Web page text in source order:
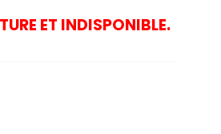
ET INDISPONIBLE.